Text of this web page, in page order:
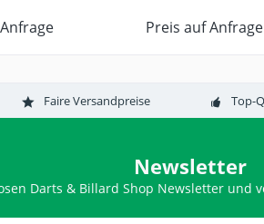
Preis auf Anfrage
Faire Versandpreise Top-
Newsletter
Darts & Billard Shop Newsletter und